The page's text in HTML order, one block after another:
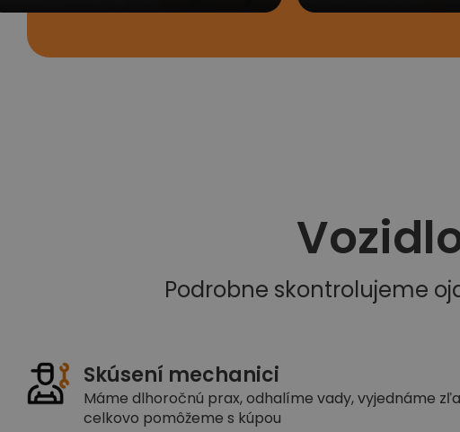
Podrobne skontrolujeme
Skúsení mechanici
Máme dlhoročnú prax, odhalíme vady, vyjednáme
celkovo pomôžeme s kúpou